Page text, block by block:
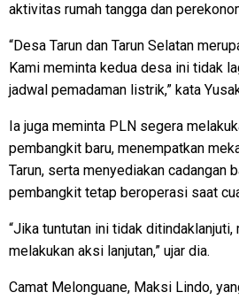
aktivitas rumah tangga dan
“Desa Tarun dan Tarun Selatan
Kami meminta kedua desa ini tidak
jadwal pemadaman listrik,” kata
Ia juga meminta PLN segera
pembangkit baru, menempatkan
Tarun, serta menyediakan cadangan
pembangkit tetap beroperasi saat
“Jika tuntutan ini tidak ditindaklanjuti,
melakukan aksi lanjutan,” ujar dia.
Camat Melonguane, Maksi Lindo,